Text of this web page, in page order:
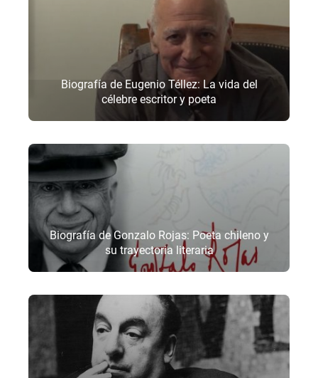
Biografía de Eugenio Téllez: La vida del
célebre escritor y poeta
Biografía de Gonzalo Rojas: Poeta chileno y
su trayectoria literaria